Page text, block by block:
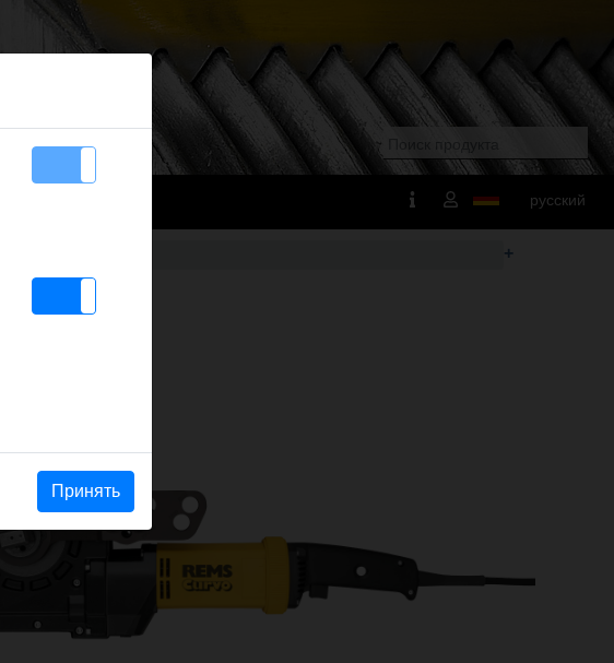
русский
+
Принять